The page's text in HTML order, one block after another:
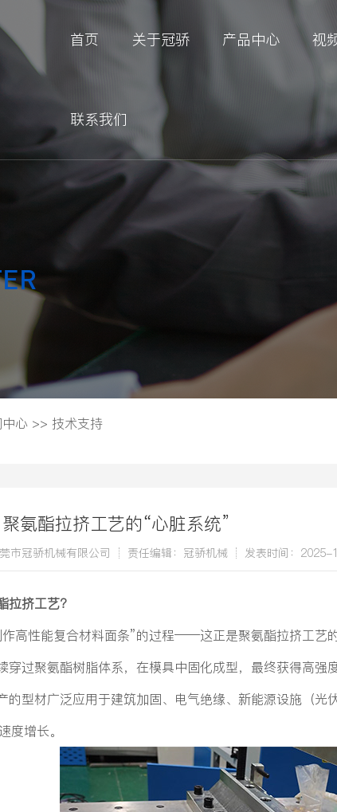
首页 关于冠骄 产品中心 视
联系我们
心 >> 技术支持
氨酯拉挤工艺的“心脏系统”
市冠骄机械有限公司 责任编辑：冠骄机械 发表时间：
拉挤工艺？
高性能复合材料面条”的过程——这正是聚氨酯拉挤工艺
穿过聚氨酯树脂体系，在模具中固化成型，最终获得高强
的型材广泛应用于建筑加固、电气绝缘、新能源设施（光
度增长。